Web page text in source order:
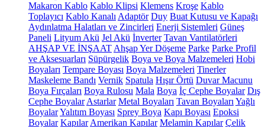
Makaron Kablo Kablo Klipsi Klemens Kroşe Kablo
Toplayıcı Kablo Kanalı Adaptör Duy Buat Kutusu ve Kapağı
Aydınlatma Halatları ve Zincirleri Enerji Sistemleri Güneş
Paneli Lityum Akü Jel Akü İnverter Tavan Vantilatörleri
AHŞAP VE İNŞAAT Ahşap Yer Döşeme Parke Parke Profil
ve Aksesuarları Süpürgelik Boya ve Boya Malzemeleri Hobi
Boyaları Tempare Boyası Boya Malzemeleri Tinerler
Maskeleme Bandı Vernik Spatula Hışır Örtü Duvar Macunu
Boya Fırçaları Boya Rulosu Mala Boya İç Cephe Boyalar Dış
Cephe Boyalar Astarlar Metal Boyaları Tavan Boyaları Yağlı
BoyalarYalıtım Boyası Sprey Boya Kapı Boyası Epoksi
Boyalar Kapılar Amerikan Kapılar Melamin Kapılar Çelik